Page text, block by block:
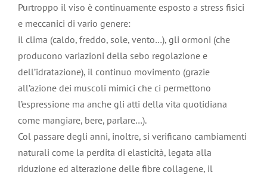
Purtroppo il viso è continuamente esposto a stress fisici
e meccanici di vario genere:
il clima (caldo, freddo, sole, vento…), gli ormoni (che
producono variazioni della sebo regolazione e
dell’idratazione), il continuo movimento (grazie
all’azione dei muscoli mimici che ci permettono
l’espressione ma anche gli atti della vita quotidiana
come mangiare, bere, parlare…).
Col passare degli anni, inoltre, si verificano cambiamenti
naturali come la perdita di elasticità, legata alla
riduzione ed alterazione delle fibre collagene, il